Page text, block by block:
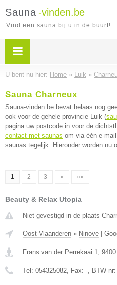
Sauna -vinden.be
Vind een sauna bij u in de buurt!
U bent nu hier: Home » Luik »
Sauna Charneux
Sauna-vinden.be bevat helaas nog
ook voor de gehele provincie Luik (
pagina uw postcode in voor de
contact met saunas om via één e-
saunas tegelijk. Hieronder worden nu
1 2 3 » »»
Beauty & Relax Utopia
Niet gevestigd in de plaats
Oost-Vlaanderen » Ninove
Frans van der Perrekaai 1, 9400
Tel: 054325082, Fax: -, BTW-nr: